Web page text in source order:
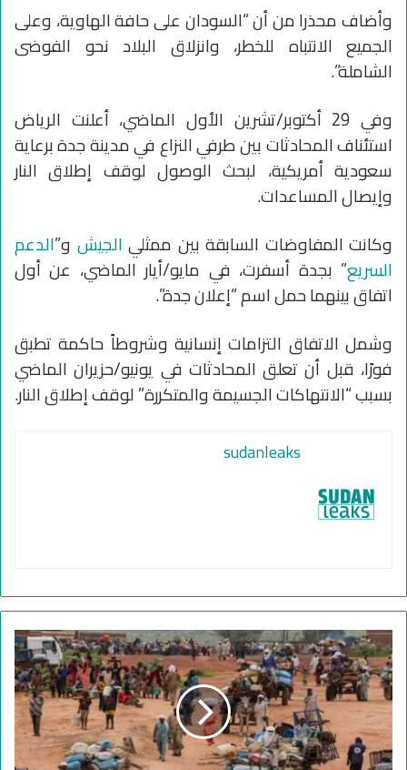
وأضاف محذرا من أن “السودان على حافة الهاوية، وعلى
الجميع الانتباه للخطر، وانزلاق البلاد نحو الفوضى
الشاملة”.
وفي 29 أكتوبر/تشرين الأول الماضي، أعلنت الرياض
استئناف المحادثات بين طرفي النزاع في مدينة جدة برعاية
سعودية أمريكية، لبحث الوصول لوقف إطلاق النار
وإيصال المساعدات.
وكانت المفاوضات السابقة بين ممثلي الجيش و”الدعم
السريع” بجدة أسفرت، في مايو/أيار الماضي، عن أول
اتفاق بينهما حمل اسم “إعلان جدة”.
وشمل الاتفاق التزامات إنسانية وشروطاً حاكمة تطبق
فورًا، قبل أن تعلق المحادثات في يونيو/حزيران الماضي
بسبب “الانتهاكات الجسيمة والمتكررة” لوقف إطلاق النار.
sudanleaks
ح
ر
ب
ا
ل
ج
ن